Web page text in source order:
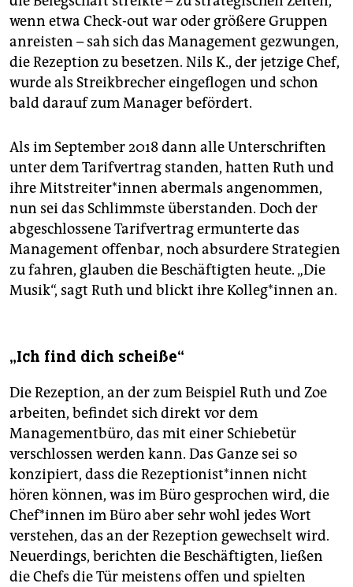
wenn etwa Check-out war oder größere Gruppen
anreisten – sah sich das Management gezwungen,
die Rezeption zu besetzen. Nils K., der jetzige Chef,
wurde als Streikbrecher eingeflogen und schon
bald darauf zum Manager befördert.
Als im September 2018 dann alle Unterschriften
unter dem Tarifvertrag standen, hatten Ruth und
ihre Mit­strei­te­r*in­nen abermals angenommen,
nun sei das Schlimmste überstanden. Doch der
abgeschlossene Tarifvertrag ermunterte das
Management offenbar, noch absurdere Strategien
zu fahren, glauben die Beschäftigten heute. „Die
Musik“, sagt Ruth und blickt ihre Kol­le­g*in­nen an.
„Ich find dich scheiße“
Die Rezeption, an der zum Beispiel Ruth und Zoe
arbeiten, befindet sich direkt vor dem
Managementbüro, das mit einer Schiebetür
verschlossen werden kann. Das Ganze sei so
konzipiert, dass die Re­zep­tio­nist*innen nicht
hören ­können, was im Büro gesprochen wird, die
Che­f*in­nen im Büro aber sehr wohl jedes Wort
verstehen, das an der Rezeption gewechselt wird.
Neuerdings, berichten die Beschäftigten, ließen
die Chefs die Tür meistens offen und spielten